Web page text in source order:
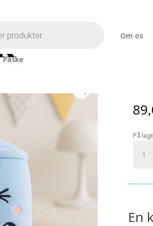
Om os
Påske
– Blå
På
Tea
En